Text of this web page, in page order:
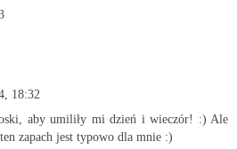
18:32
aby umiliły mi dzień i wieczór! :) Ale
zapach jest typowo dla mnie :)